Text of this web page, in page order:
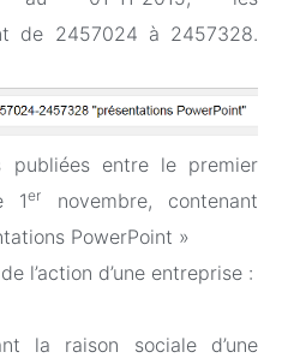
de 2457024 à 2457328.
publiées entre le premier
1er
novembre, contenant
PowerPoint »
l’action d’une entreprise :
la raison sociale d’une